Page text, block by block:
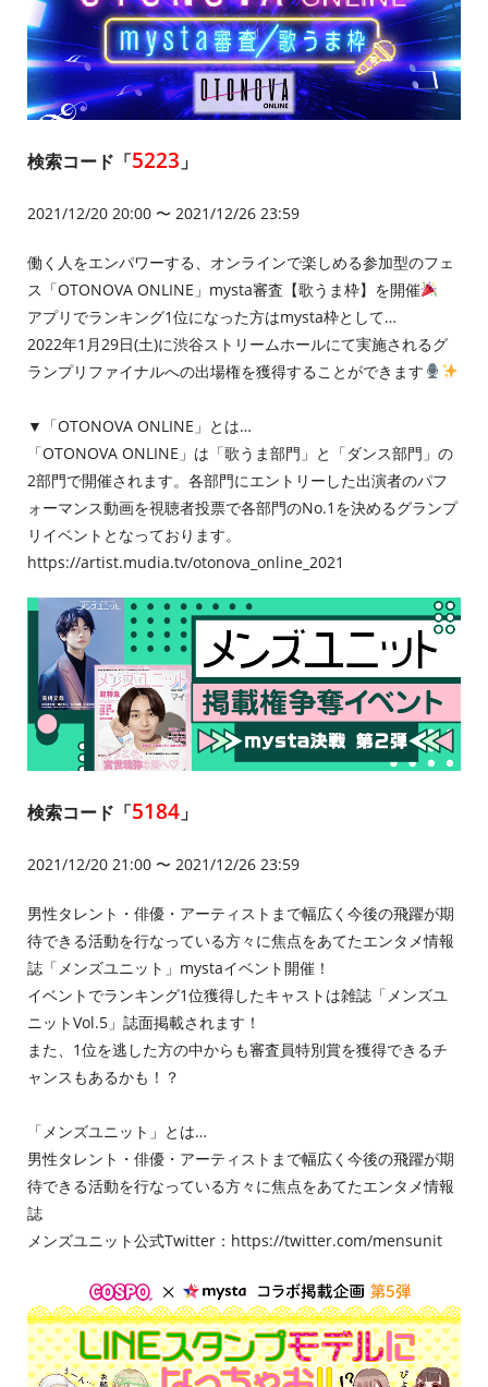
検索コード「5223 」
2021/12/20 20:00 〜 2021/12/26 23:59
働く人をエンパワーする、オンラインで楽しめる参加型のフェ
ス「OTONOVA ONLINE」mysta審査【歌うま枠】を開催
アプリでランキング1位になった方はmysta枠として…
2022年1月29日(土)に渋谷ストリームホールにて実施されるグ
ランプリファイナルへの出場権を獲得することができます
▼「OTONOVA ONLINE」とは…
「OTONOVA ONLINE」は「歌うま部門」と「ダンス部門」の
2部門で開催されます。各部門にエントリーした出演者のパフ
ォーマンス動画を視聴者投票で各部門のNo.1を決めるグランプ
リイベントとなっております。
https://artist.mudia.tv/otonova_online_2021
検索コード「5184 」
2021/12/20 21:00 〜 2021/12/26 23:59
男性タレント・俳優・アーティストまで幅広く今後の飛躍が期
待できる活動を行なっている方々に焦点をあてたエンタメ情報
誌「メンズユニット」mystaイベント開催！
イベントでランキング1位獲得したキャストは雑誌「メンズユ
ニットVol.5」誌面掲載されます！
また、1位を逃した方の中からも審査員特別賞を獲得できるチ
ャンスもあるかも！？
「メンズユニット」とは…
男性タレント・俳優・アーティストまで幅広く今後の飛躍が期
待できる活動を行なっている方々に焦点をあてたエンタメ情報
誌
メンズユニット公式Twitter： https://twitter.com/mensunit